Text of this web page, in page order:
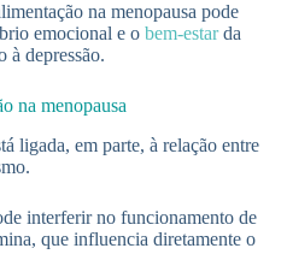
na menopausa pode
emocional e o bem-estarda
à depressão.
na menopausa
ligada, em parte, à relação entre
interferir no funcionamento de
que influencia diretamente o